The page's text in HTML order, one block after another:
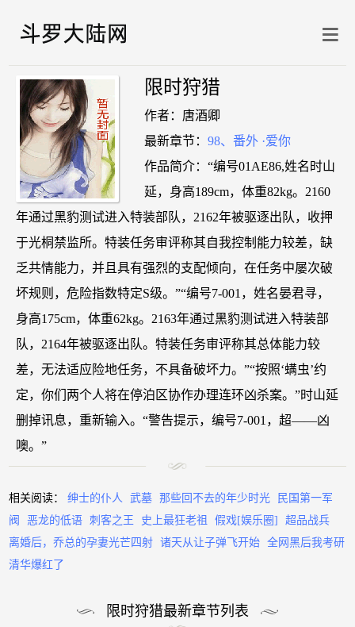
限时狩猎
作者：唐酒卿
最新章节：98、番外 ·爱你
作品简介：“编号01AE86,姓名时山
延，身高189cm，体重82kg。2160
年通过黑豹测试进入特装部队，2162年被驱逐出队，收押
于光桐禁监所。特装任务审评称其自我控制能力较差，缺
乏共情能力，并且具有强烈的支配倾向，在任务中屡次破
坏规则，危险指数特定S级。”“编号7-001，姓名晏君寻，
身高175cm，体重62kg。2163年通过黑豹测试进入特装部
队，2164年被驱逐出队。特装任务审评称其总体能力较
差，无法适应险地任务，不具备破坏力。”“按照‘螨虫’约
定，你们两个人将在停泊区协作办理连环凶杀案。”时山延
删掉讯息，重新输入。“警告提示，编号7-001，超——凶
噢。”
相关阅读：绅士的仆人 武墓 那些回不去的年少时光
民国第一军
阀
恶龙的低语 刺客之王 史上最狂老祖 假戏[娱乐圈]
超品战兵
离婚后，乔总的孕妻光芒四射
诸天从让子弹飞开始
全网黑后我考研
清华爆红了
限时狩猎最新章节列表